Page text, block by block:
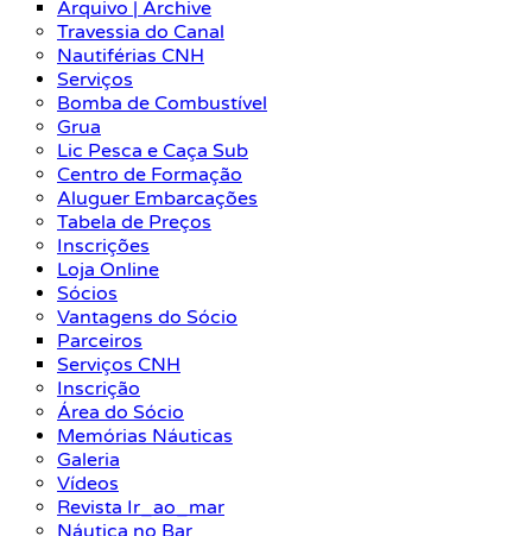
Arquivo | Archive
Travessia do Canal
Nautiférias CNH
Serviços
Bomba de Combustível
Grua
Lic Pesca e Caça Sub
Centro de Formação
Aluguer Embarcações
Tabela de Preços
Inscrições
Loja Online
Sócios
Vantagens do Sócio
Parceiros
Serviços CNH
Inscrição
Área do Sócio
Memórias Náuticas
Galeria
Vídeos
Revista Ir_ao_mar
Náutica no Bar